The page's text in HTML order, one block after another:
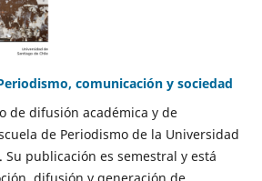
comunicación y sociedad
de difusión académica y de
de Periodismo de la Universidad
Su publicación es semestral y está
difusión y generación de